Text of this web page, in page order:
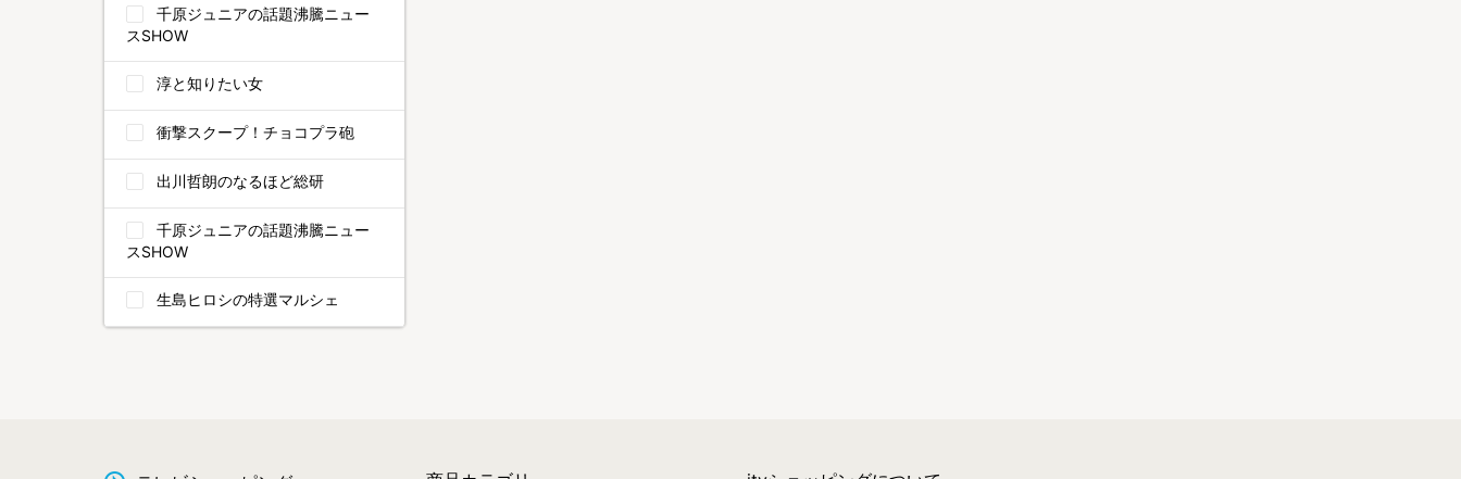
千原ジュニアの話題沸騰ニュー
スSHOW
淳と知りたい女
衝撃スクープ！チョコプラ砲
出川哲朗のなるほど総研
千原ジュニアの話題沸騰ニュー
スSHOW
生島ヒロシの特選マルシェ